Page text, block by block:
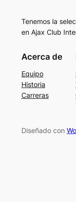
Tenemos la
en Ajax Club
Acerca de
Equipo
Historia
Carreras
Diseñado con